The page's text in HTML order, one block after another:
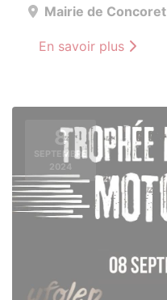
Mairie de Concoret
En savoir plus
8
SEPTEMBRE
2024